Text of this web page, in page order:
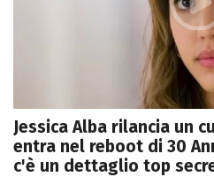
Jessica Alba rilancia un
entra nel reboot di 30
c'è un dettaglio top